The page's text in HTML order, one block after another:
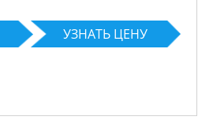
УЗНАТЬ ЦЕНУ